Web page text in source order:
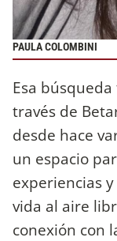
PAULA COLOMBINI
Esa
través de
desde hace
un espacio
experiencias
vida al aire
conexión con